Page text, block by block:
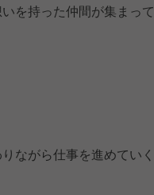
を持った仲間が集まって
ながら仕事を進めていく